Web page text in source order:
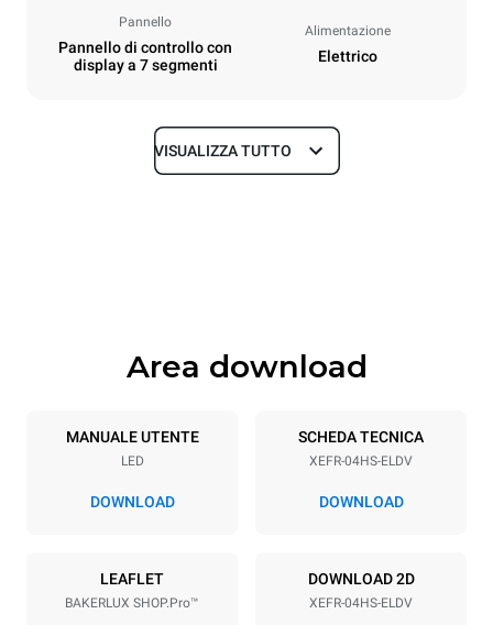
Pannello
Pannello di controllo con
display a 7 segmenti
Alimentazione
Elettrico
Dimensioni
Specifiche teglia
4 460x330
Passo teglie
Voltaggio Potenza elettrica
VISUALIZZA TUTTO
Area download
MANUALE UTENTE
LED
DOWNLOAD
SCHEDA TECNICA
XEFR-04HS-ELDV
DOWNLOAD
LEAFLET
BAKERLUX SHOP.Pro™
DOWNLOAD 2D
XEFR-04HS-ELDV